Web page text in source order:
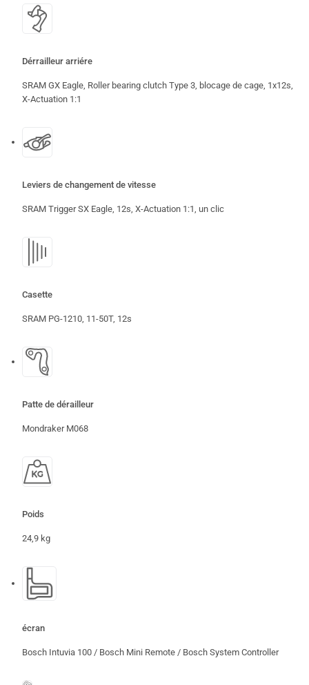
Dérrailleur arriére
SRAM GX Eagle, Roller bearing clutch Type 3, blocage de cage, 1x12s,
X-Actuation 1:1
Leviers de changement de vitesse
SRAM Trigger SX Eagle, 12s, X-Actuation 1:1, un clic
Casette
SRAM PG-1210, 11-50T, 12s
Patte de dérailleur
Mondraker M068
Poids
24,9 kg
écran
Bosch Intuvia 100 / Bosch Mini Remote / Bosch System Controller